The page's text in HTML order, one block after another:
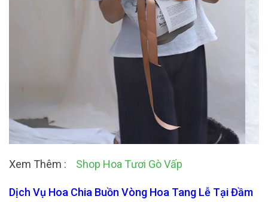
Xem Thêm : Shop Hoa Tươi Gò Vấp
Dịch Vụ Hoa Chia Buồn Vòng Hoa Tang Lễ Tại Đầm